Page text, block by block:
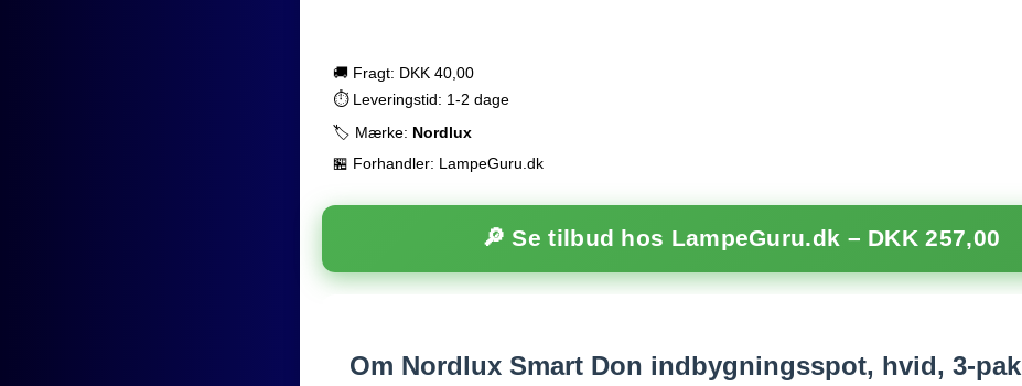
🚚 Fragt: DKK 40,00
⏱️ Leveringstid: 1-2 dage
🏷️ Mærke: Nordlux
🏪 Forhandler: LampeGuru.dk
🔎 Se tilbud hos LampeGuru.dk – DKK 257,00
Om Nordlux Smart Don indbygningsspot, hvid, 3-pak